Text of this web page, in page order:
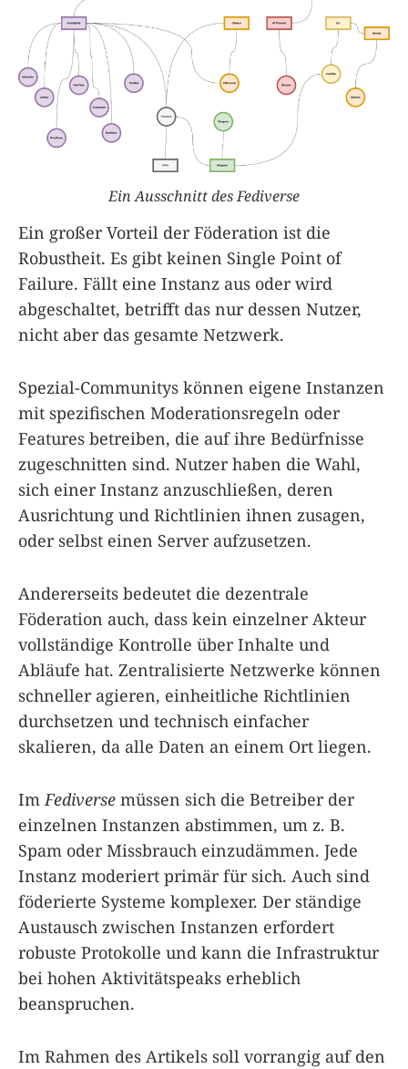
Ein Ausschnitt des Fediverse
Ein großer Vorteil der Föderation ist die
Robustheit. Es gibt keinen Single Point of
Failure. Fällt eine Instanz aus oder wird
abgeschaltet, betrifft das nur dessen Nutzer,
nicht aber das gesamte Netzwerk.
Spezial-Communitys können eigene Instanzen
mit spezifischen Moderationsregeln oder
Features betreiben, die auf ihre Bedürfnisse
zugeschnitten sind. Nutzer haben die Wahl,
sich einer Instanz anzuschließen, deren
Ausrichtung und Richtlinien ihnen zusagen,
oder selbst einen Server aufzusetzen.
Andererseits bedeutet die dezentrale
Föderation auch, dass kein einzelner Akteur
vollständige Kontrolle über Inhalte und
Abläufe hat. Zentralisierte Netzwerke können
schneller agieren, einheitliche Richtlinien
durchsetzen und technisch einfacher
skalieren, da alle Daten an einem Ort liegen.
Im Fediverse müssen sich die Betreiber der
einzelnen Instanzen abstimmen, um z. B.
Spam oder Missbrauch einzudämmen. Jede
Instanz moderiert primär für sich. Auch sind
föderierte Systeme komplexer. Der ständige
Austausch zwischen Instanzen erfordert
robuste Protokolle und kann die Infrastruktur
bei hohen Aktivitätspeaks erheblich
beanspruchen.
Im Rahmen des Artikels soll vorrangig auf den